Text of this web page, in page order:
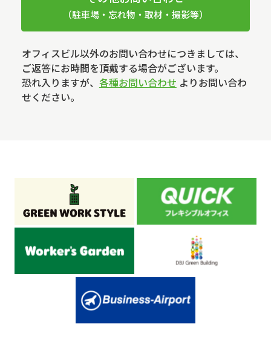
（駐車場・忘れ物・取材・撮影等）
オフィスビル以外のお問い合わせにつきましては、
ご返答にお時間を頂戴する場合がございます。
恐れ入りますが、 各種お問い合わせ よりお問い合わ
せください。